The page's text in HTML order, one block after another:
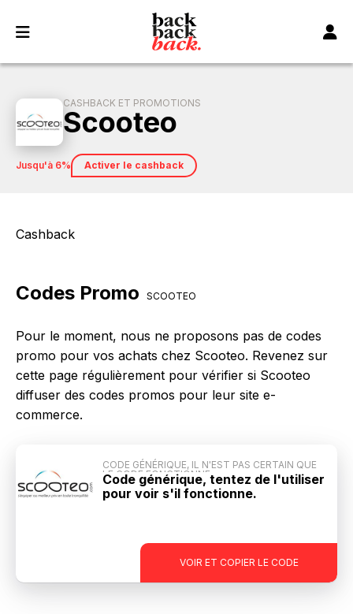
CASHBACK ET PROMOTIONS
Scooteo
jusqu'à 6% Activer le cashback
Cashback
Codes Promo SCOOTEO
Pour le moment, nous ne proposons pas de codes
promo pour vos achats chez Scooteo. Revenez sur
cette page régulièrement pour vérifier si Scooteo
diffuser des codes promos pour leur site e-
commerce.
VOIR ET COPIER LE CODE
CODE GÉNÉRIQUE, IL N'EST PAS CERTAIN QUE
LE CODE FONCTIONNE
Code générique, tentez de l'utiliser
pour voir s'il fonctionne.